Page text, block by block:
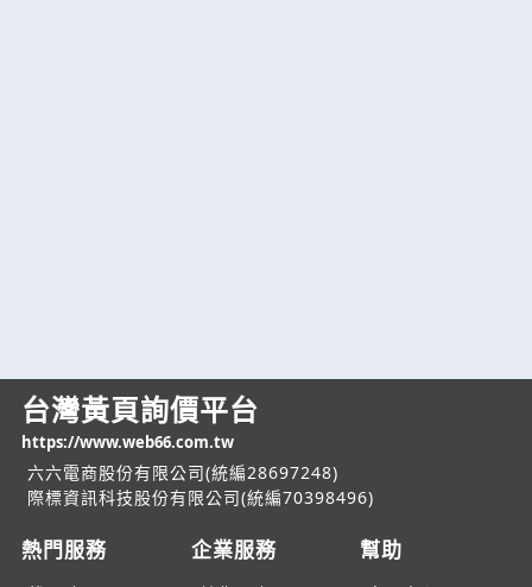
台灣黃頁詢價平台
https://www.web66.com.tw
六六電商股份有限公司(統編28697248)
際標資訊科技股份有限公司(統編70398496)
熱門服務 企業服務 幫助